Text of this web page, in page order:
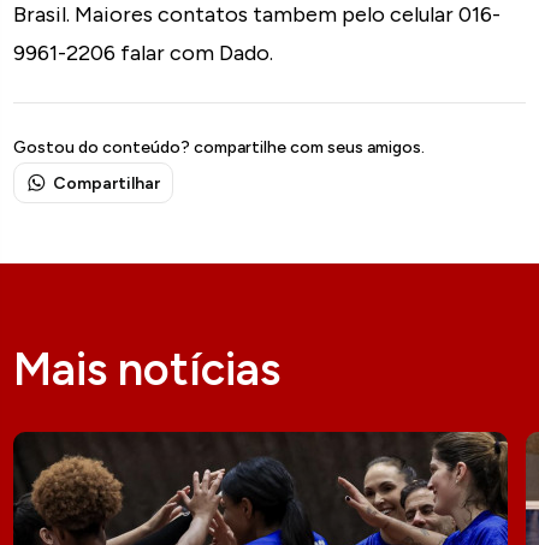
Brasil. Maiores contatos tambem pelo celular 016-
9961-2206 falar com Dado.
Gostou do conteúdo? compartilhe com seus amigos.
Compartilhar
Mais notícias